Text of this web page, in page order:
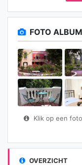
FOTO
Klik op een
OVERZICHT